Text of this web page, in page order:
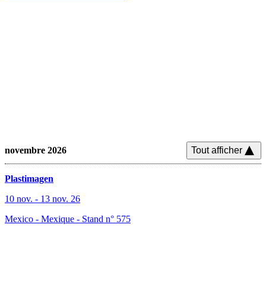
novembre 2026 Tout afficher
Plastimagen
10 nov. - 13 nov. 26
Mexico - Mexique - Stand n° 575